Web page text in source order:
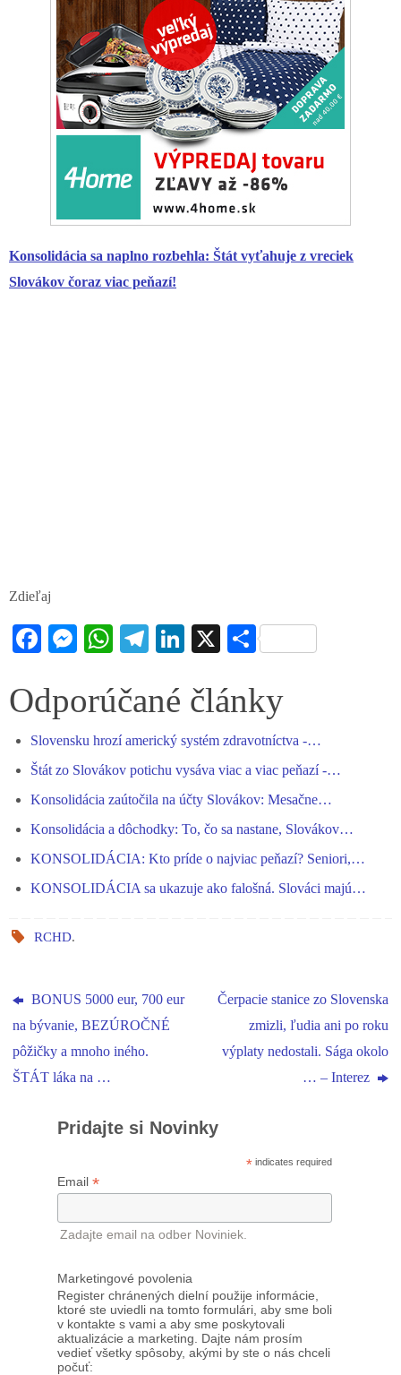
Konsolidácia sa naplno rozbehla: Štát vyťahuje z vreciek
Slovákov čoraz viac peňazí!
Zdieľaj
Fa
bo
ok
M
se
er
W
ts
pp
Te
gr
m
Li
ed
X S
re
Odporúčané články
Slovensku hrozí americký systém zdravotníctva -…
Štát zo Slovákov potichu vysáva viac a viac peňazí -…
Konsolidácia zaútočila na účty Slovákov: Mesačne…
Konsolidácia a dôchodky: To, čo sa nastane, Slovákov…
KONSOLIDÁCIA: Kto príde o najviac peňazí? Seniori,…
KONSOLIDÁCIA sa ukazuje ako falošná. Slováci majú…
RCHD.
BONUS 5000 eur, 700 eur
na bývanie, BEZÚROČNÉ
pôžičky a mnoho iného.
ŠTÁT láka na …
Čerpacie stanice zo Slovenska
zmizli, ľudia ani po roku
výplaty nedostali. Sága okolo
… – Interez
Pridajte si Novinky
* indicates required
Email *
Zadajte email na odber Noviniek.
Marketingové povolenia
Register chránených dielní použije informácie,
ktoré ste uviedli na tomto formulári, aby sme boli
v kontakte s vami a aby sme poskytovali
aktualizácie a marketing. Dajte nám prosím
vedieť všetky spôsoby, akými by ste o nás chceli
počuť: